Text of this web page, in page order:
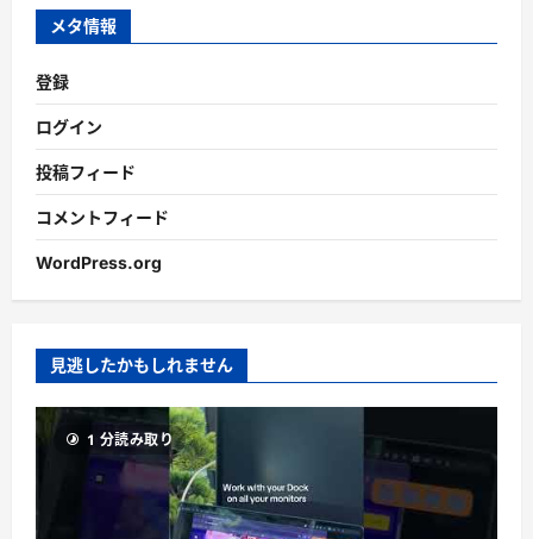
ブ
メタ情報
登録
ログイン
投稿フィード
コメントフィード
WordPress.org
見逃したかもしれません
1 分読み取り